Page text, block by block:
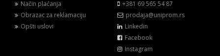
Način plaćanja
Obrazac za reklamaciju
Opšti uslovi
+381 69 565 54 87
prodaja@uniprom.rs
Linkedin
Facebook
Instagram